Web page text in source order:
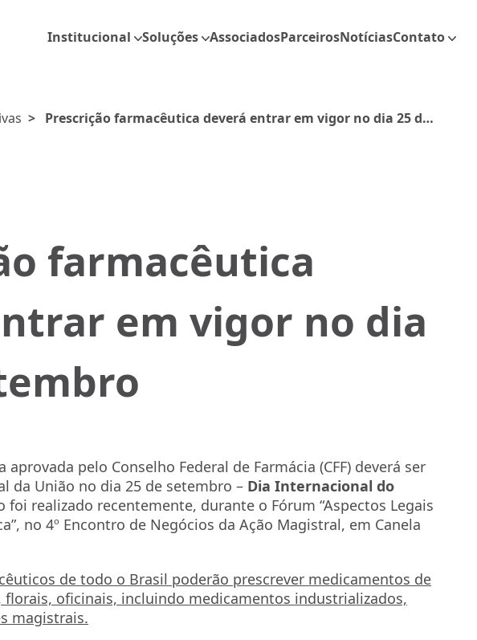
Institucional Soluções AssociadosParceirosNotíciasContato
> Prescrição farmacêutica deverá entrar em vigor no dia 25 de
farmacêutica
em vigor no dia
pelo Conselho Federal de Farmácia (CFF) deverá ser
da União no dia 25 de setembro – Dia Internacional do
foi realizado recentemente, durante o Fórum “Aspectos Legais
no 4º Encontro de Negócios da Ação Magistral, em Canela
de todo o Brasil poderão prescrever medicamentos de
oficinais, incluindo medicamentos industrializados,
magistrais.